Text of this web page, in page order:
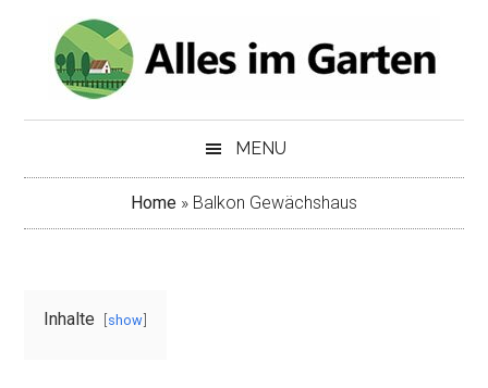
content
secondary
menu
MENU
Home » Balkon Gewächshaus
Inhalte show